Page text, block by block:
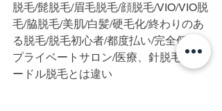
脱毛/髭脱毛/眉毛脱毛/顔脱毛/VIO/VIO脱
毛/脇脱毛/美肌/白髪/硬毛化/終わりのあ
る脱毛/脱毛初心者/都度払い/完全個室/
プライベートサロン/医療、針脱毛、ニ
ードル脱毛とは違い